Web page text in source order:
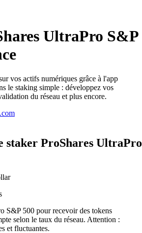
UltraPro S&P
vos actifs numériques grâce à l'app
le staking simple : développez vos
du réseau et plus encore.
staker ProShares UltraPro
S&P 500 pour recevoir des tokens
selon le taux du réseau. Attention :
et fluctuantes.